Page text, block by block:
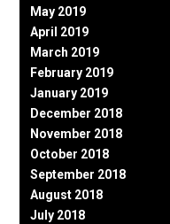
May 2019
April 2019
March 2019
February 2019
January 2019
December 2018
November 2018
October 2018
September 2018
August 2018
July 2018